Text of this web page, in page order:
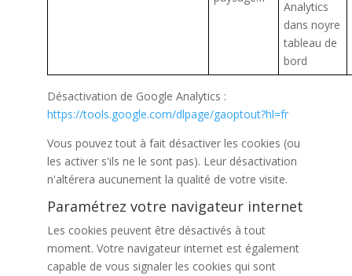
Analytics
dans noyre
tableau de
bord
Désactivation de Google Analytics :
https://tools.google.com/dlpage/gaoptout?hl=fr
Vous pouvez tout à fait désactiver les cookies (ou
les activer s'ils ne le sont pas). Leur désactivation
n'altérera aucunement la qualité de votre visite.
Paramétrez votre navigateur internet
Les cookies peuvent être désactivés à tout
moment. Votre navigateur internet est également
capable de vous signaler les cookies qui sont